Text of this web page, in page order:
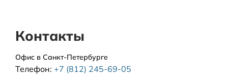
Контакты
Офис в Санкт-Петербурге
Телефон: +7 (812) 245-69-05